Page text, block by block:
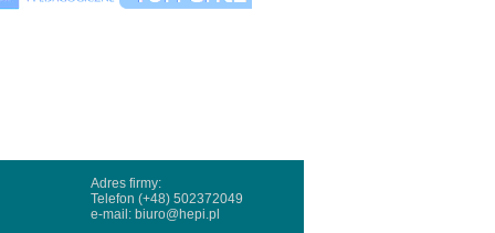
Adres firmy:
Telefon (+48) 502372049
e-mail: biuro@hepi.pl